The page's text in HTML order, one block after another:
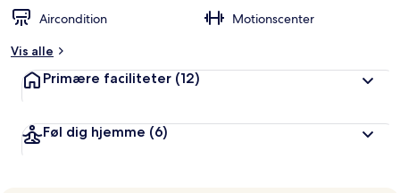
Aircondition
Motionscenter
Vis alle
Primære faciliteter (12)
Føl dig hjemme (6)